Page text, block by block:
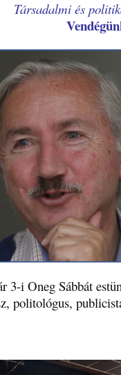
Társadalmi és
3-i Oneg Sábbát
politológus,